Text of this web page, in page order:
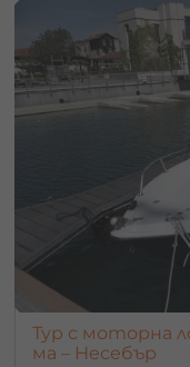
Тур с моторна
ма – Несебър